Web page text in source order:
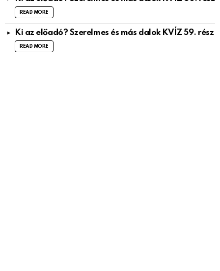
READ MORE
Ki az előadó? Szerelmes és más dalok KVÍZ 59. rész
READ MORE